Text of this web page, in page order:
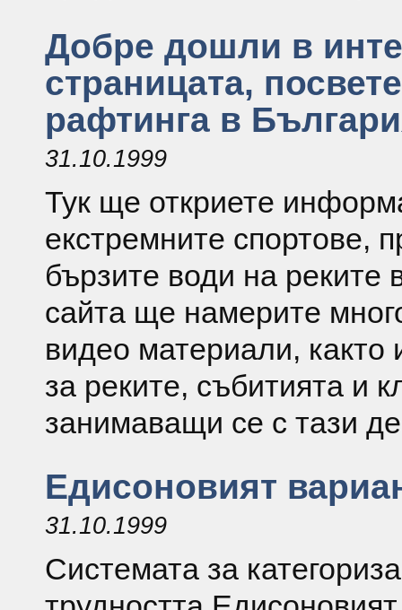
Добре дошли в
страницата,
рафтинга в
31.10.1999
Тук ще откриете
екстремните спортове,
бързите води на реките
сайта ще намерите
видео материали,
за реките, събитията и
занимаващи се с тази
Едисоновият
31.10.1999
Системата за